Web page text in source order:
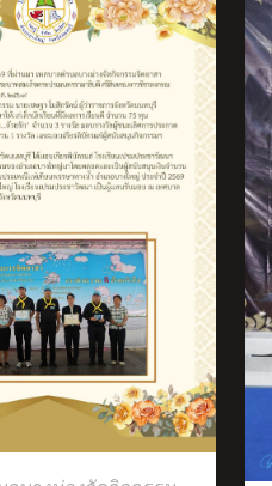
ยการประกวดโขนเวที
ปะนาฏยศิลป์ชั้นสูงของไทย